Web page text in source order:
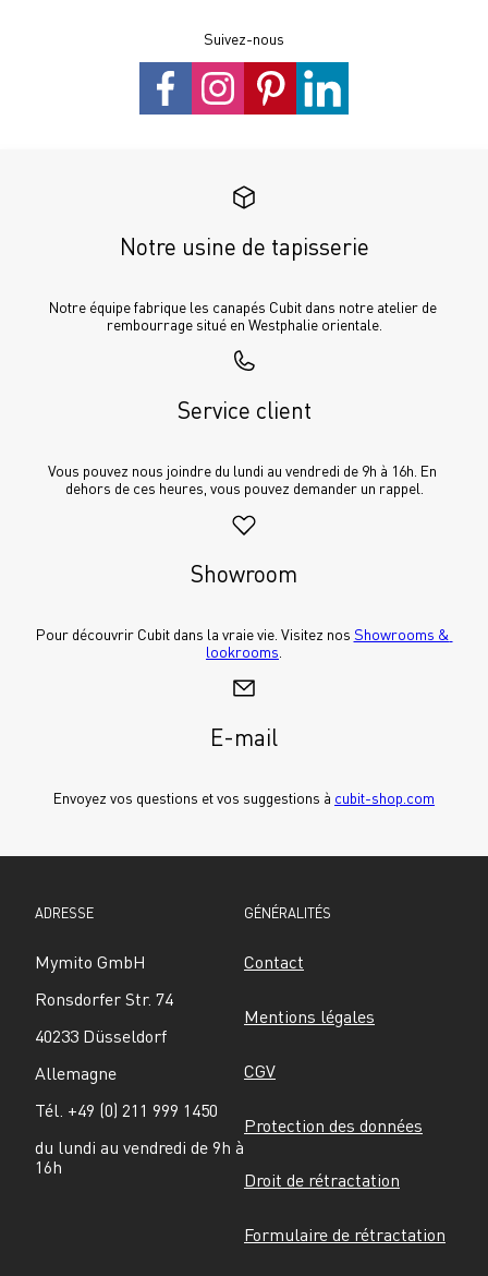
Suivez-nous
Notre usine de tapisserie
Notre équipe fabrique les canapés Cubit dans notre atelier de
rembourrage situé en Westphalie orientale.
Service client
Vous pouvez nous joindre du lundi au vendredi de 9h à 16h. En
dehors de ces heures, vous pouvez demander un rappel.
Showroom
Pour découvrir Cubit dans la vraie vie. Visitez nos Showrooms &
lookrooms
E-mail
Envoyez vos questions et vos suggestions à cubit-shop.com
ADRESSE
Mymito GmbH
Ronsdorfer Str. 74
40233 Düsseldorf
Allemagne
Tél. +49 (0) 211 999 1450
du lundi au vendredi de 9h à
16h
GÉNÉRALITÉS
Contact
Mentions légales
CGV
Protection des données
Droit de rétractation
Formulaire de rétractation